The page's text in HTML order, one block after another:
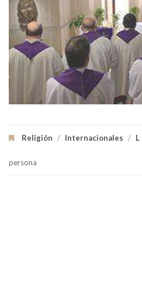
Religión / Internacionales /
persona